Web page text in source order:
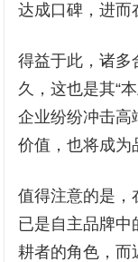
达成口碑，进而
得益于此，诸多
久，这也是其“
企业纷纷冲击高
价值，也将成为
值得注意的是，
已是自主品牌中
耕者的角色，而